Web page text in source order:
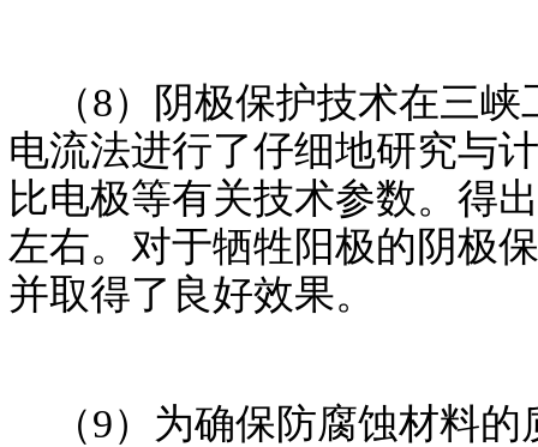
（8）阴极保护技术在三峡
电流法进行了仔细地研究与
比电极等有关技术参数。得
左右。对于牺牲阳极的阴极
并取得了良好效果。
（9）为确保防腐蚀材料的